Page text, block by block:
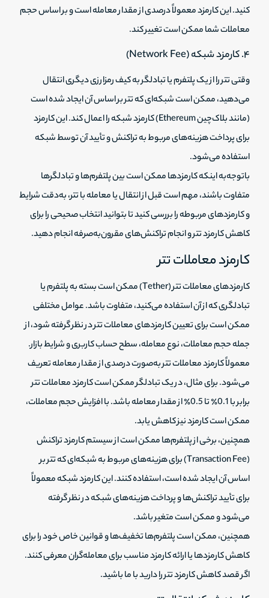
کنید. این کارمزد معمولاً درصدی از مقدار معامله است و بر اساس حجم
معاملات شما ممکن است تغییر کند.
۴. کارمزد شبکه (Network Fee)
وقتی تتر را از یک پلتفرم یا تبادلگر به کیف رمزارزی دیگری انتقال
می‌دهید، ممکن است شبکه‌ای که تتر بر اساس آن ایجاد شده است
(مانند بلاک‌چین Ethereum) کارمزد شبکه را اعمال کند. این کارمزد
برای پرداخت هزینه‌های مربوط به تراکنش و تأیید آن توسط شبکه
استفاده می‌شود.
باتوجه‌به اینکه کارمزدها ممکن است بین پلتفرم‌ها و تبادلگرها
متفاوت باشند، مهم است قبل از انتقال یا معامله با تتر، به‌دقت شرایط
و کارمزدهای مربوطه را بررسی کنید تا بتوانید انتخاب صحیحی را برای
کاهش کارمزد تتر و انجام تراکنش‌های مقرون‌به‌صرفه انجام دهید.
کارمزد معاملات تتر
کارمزدهای معاملات تتر (Tether) ممکن است بسته به پلتفرم یا
تبادلگری که از آن استفاده می‌کنید، متفاوت باشد. عوامل مختلفی
ممکن است برای تعیین کارمزدهای معاملات تتر در نظر گرفته شود، از
جمله حجم معاملات، نوع معامله، سطح حساب کاربری و شرایط بازار.
معمولاً کارمزد معاملات تتر به‌صورت درصدی از مقدار معامله تعریف
می‌شود. برای مثال، در یک تبادلگر ممکن است کارمزد معاملات تتر
برابر با 0.1٪ تا 0.5٪ از مقدار معامله باشد. با افزایش حجم معاملات،
ممکن است کارمزد نیز کاهش یابد.
همچنین، برخی از پلتفرم‌ها ممکن است از سیستم کارمزد تراکنش
(Transaction Fee) برای هزینه‌های مربوط به شبکه‌ای که تتر بر
اساس آن ایجاد شده است، استفاده کنند. این کارمزد شبکه معمولاً
برای تأیید تراکنش‌ها و پرداخت هزینه‌های شبکه در نظر گرفته
می‌شود و ممکن است متغیر باشد.
همچنین، ممکن است پلتفرم‌ها تخفیف‌ها و قوانین خاص خود را برای
کاهش کارمزد‌ها یا ارائه کارمزد مناسب برای معامله‌گران معرفی کنند.
اگر قصد کاهش کارمزد تتر را دارید با ما باشید.